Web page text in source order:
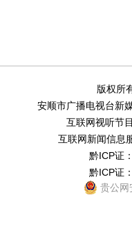
版权所
安顺市广播电视台新
互联网视听节
互联网新闻信息
黔ICP证
黔ICP证
贵公